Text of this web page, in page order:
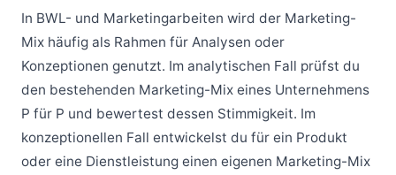
In BWL- und Marketingarbeiten wird der Marketing-
Mix häufig als Rahmen für Analysen oder
Konzeptionen genutzt. Im analytischen Fall prüfst du
den bestehenden Marketing-Mix eines Unternehmens
P für P und bewertest dessen Stimmigkeit. Im
konzeptionellen Fall entwickelst du für ein Produkt
oder eine Dienstleistung einen eigenen Marketing-Mix